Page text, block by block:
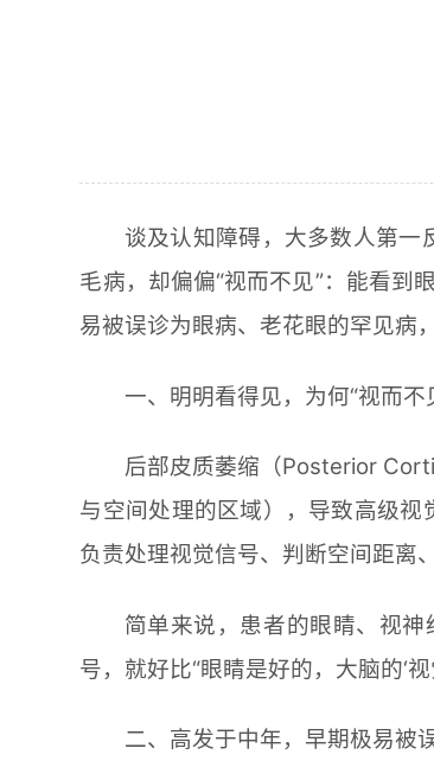
谈及认知障碍，大多数人第一
毛病，却偏偏“视而不见”：能看
易被误诊为眼病、老花眼的罕见病
一、明明看得见，为何“视而不
后部皮质萎缩（Posterior
与空间处理的区域），导致高级视
负责处理视觉信号、判断空间距离
简单来说，患者的眼睛、视
号，就好比“眼睛是好的，大脑的‘
二、高发于中年，早期极易被